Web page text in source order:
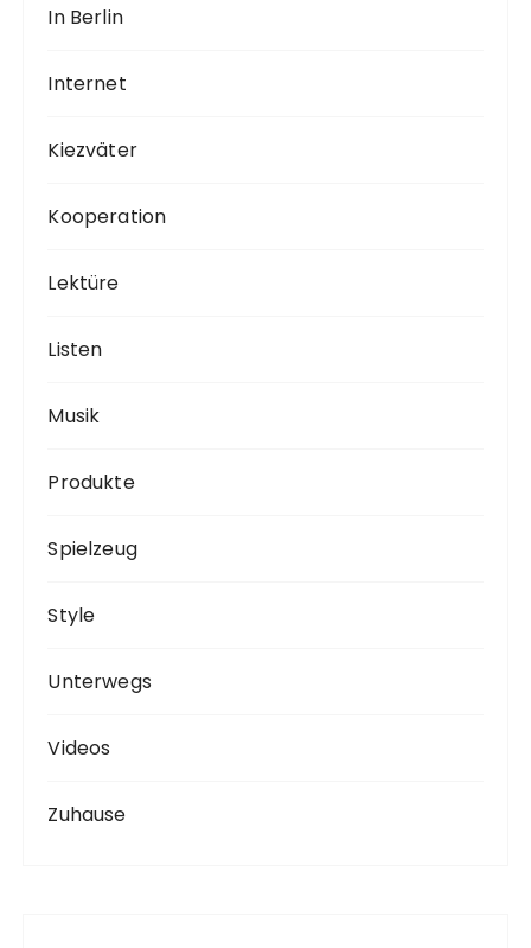
In Berlin
Internet
Kiezväter
Kooperation
Lektüre
Listen
Musik
Produkte
Spielzeug
Style
Unterwegs
Videos
Zuhause